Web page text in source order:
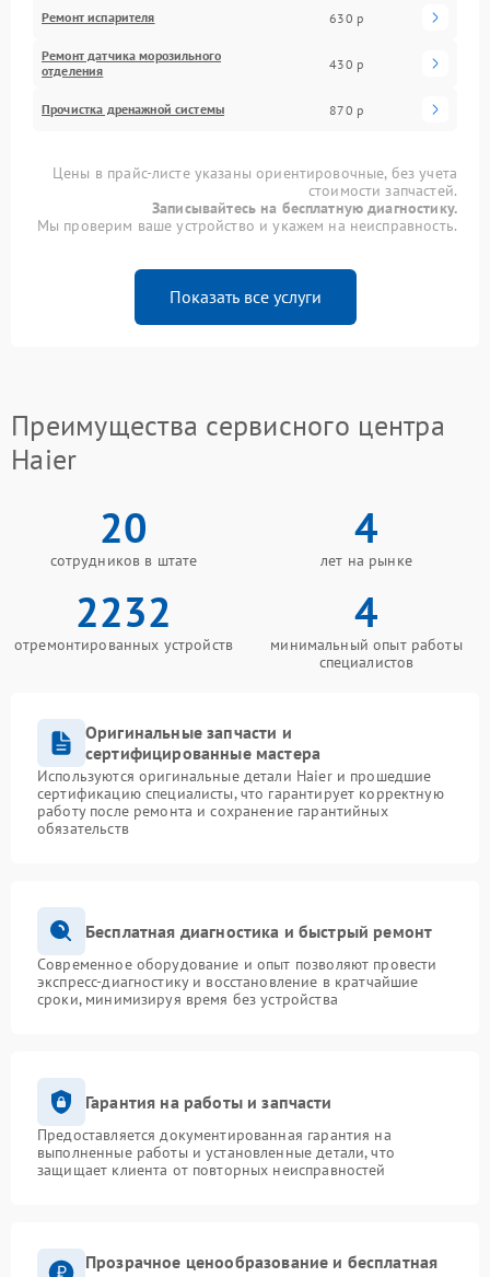
Ремонт испарителя 630 р
Ремонт датчика морозильного
отделения
430 р
Прочистка дренажной системы 870 р
Цены в прайс-листе указаны ориентировочные, без учета
стоимости запчастей.
Записывайтесь на бесплатную диагностику.
Мы проверим ваше устройство и укажем на неисправность.
Показать все услуги
Преимущества сервисного центра
Haier
20
сотрудников в штате
4
лет на рынке
2232
отремонтированных устройств
4
минимальный опыт работы
специалистов
Оригинальные запчасти и
сертифицированные мастера
Используются оригинальные детали Haier и прошедшие
сертификацию специалисты, что гарантирует корректную
работу после ремонта и сохранение гарантийных
обязательств
Бесплатная диагностика и быстрый ремонт
Современное оборудование и опыт позволяют провести
экспресс-диагностику и восстановление в кратчайшие
сроки, минимизируя время без устройства
Гарантия на работы и запчасти
Предоставляется документированная гарантия на
выполненные работы и установленные детали, что
защищает клиента от повторных неисправностей
Прозрачное ценообразование и бесплатная